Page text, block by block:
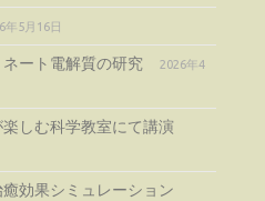
年5月16日
ート電解質の研究
2026年4
しむ科学教室にて講演
効果シミュレーション